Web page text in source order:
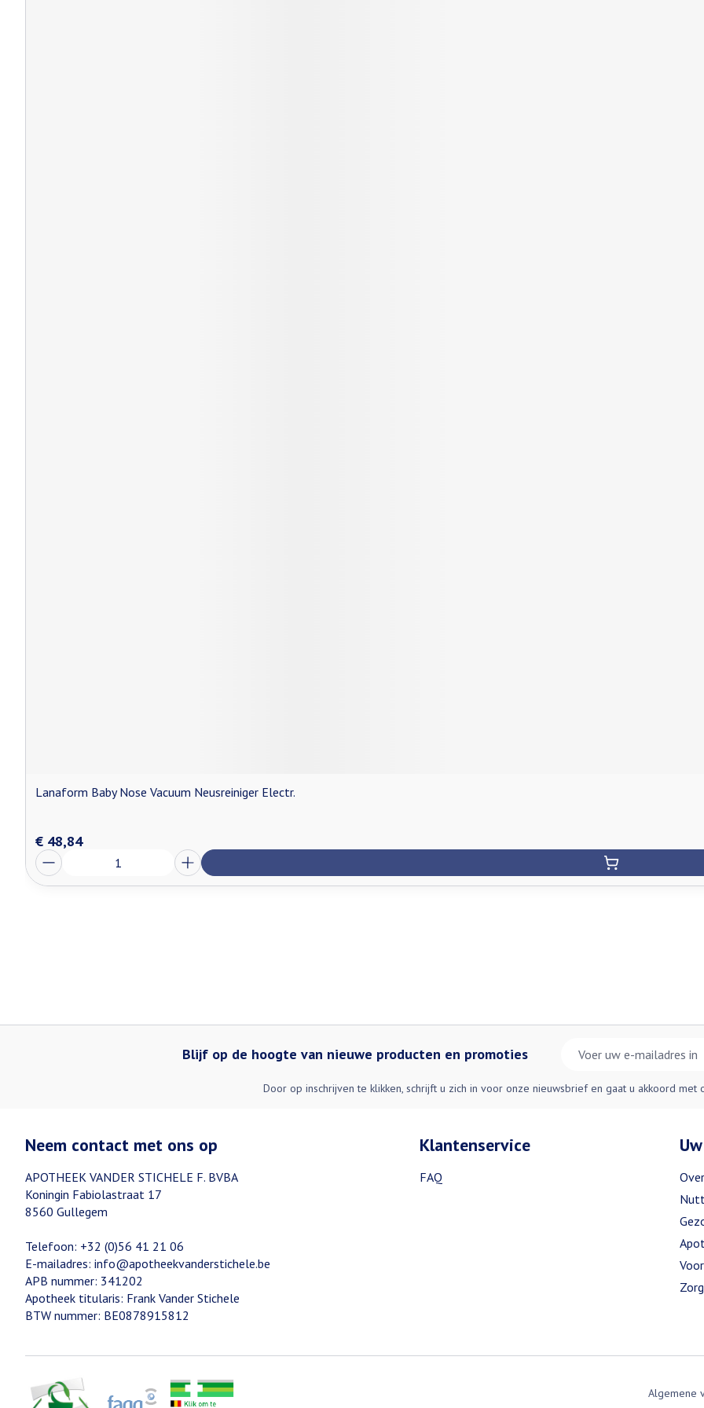
Lanaform Baby Nose Vacuum Neusreiniger Electr.
€ 48,84
Aantal
Blijf op de hoogte van nieuwe producten en promoties
Door op inschrijven te klikken, schrijft u zich in voor onze nieuwsbrief en gaat u akkoord met
Neem contact met ons op
APOTHEEK VANDER STICHELE F. BVBA
Koningin Fabiolastraat 17
8560 Gullegem
Telefoon: +32 (0)56 41 21 06
E-mailadres: info@apotheekvanderstichele.be
APB nummer: 341202
Apotheek titularis: Frank Vander Stichele
BTW nummer: BE0878915812
Klantenservice
FAQ
Algemene